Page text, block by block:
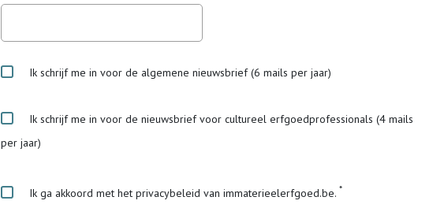
Ik schrijf me in voor de algemene nieuwsbrief (6 mails per jaar)
Ik schrijf me in voor de nieuwsbrief voor cultureel erfgoedprofessionals (4 mails
per jaar)
Ik ga akkoord met het privacybeleid van immaterieelerfgoed.be.